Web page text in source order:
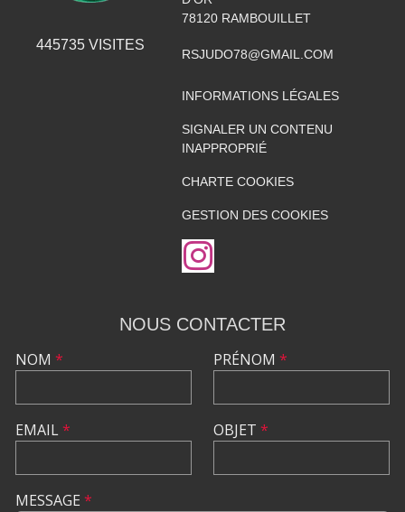
445735 VISITES
78120 RAMBOUILLET
RSJUDO78@GMAIL.COM
INFORMATIONS LÉGALES
SIGNALER UN CONTENU
INAPPROPRIÉ
CHARTE COOKIES
GESTION DES COOKIES
NOUS CONTACTER
NOM *
EMAIL*
PRÉNOM *
OBJET *
MESSAGE *